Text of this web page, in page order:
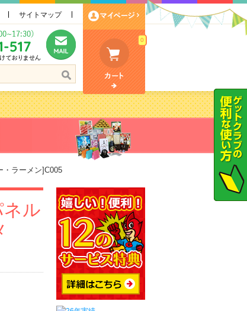
サイトマップ
0
ラーメン]C005
ル